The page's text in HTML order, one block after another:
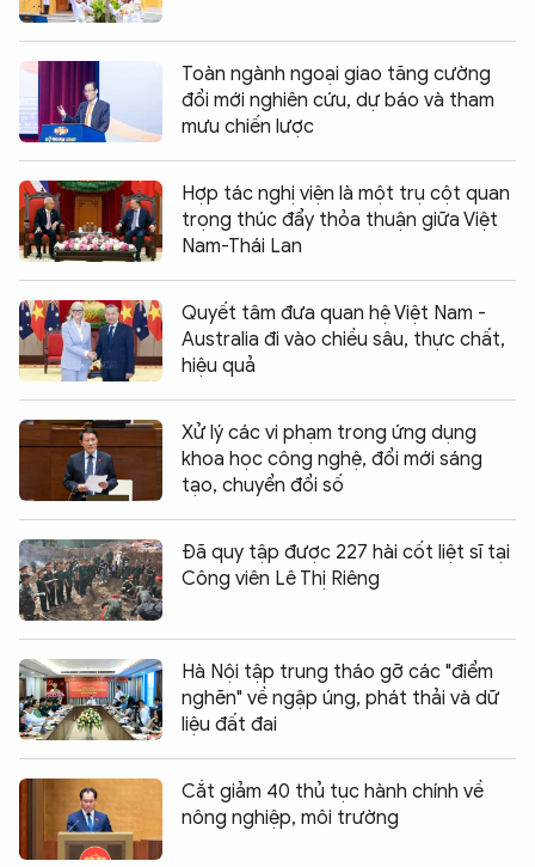
Toàn ngành ngoại giao tăng cường
đổi mới nghiên cứu, dự báo và tham
mưu chiến lược
Hợp tác nghị viện là một trụ cột quan
trọng thúc đẩy thỏa thuận giữa Việt
Nam-Thái Lan
Quyết tâm đưa quan hệ Việt Nam -
Australia đi vào chiều sâu, thực chất,
hiệu quả
Xử lý các vi phạm trong ứng dụng
khoa học công nghệ, đổi mới sáng
tạo, chuyển đổi số
Đã quy tập được 227 hài cốt liệt sĩ tại
Công viên Lê Thị Riêng
Hà Nội tập trung tháo gỡ các "điểm
nghẽn" về ngập úng, phát thải và dữ
liệu đất đai
Cắt giảm 40 thủ tục hành chính về
nông nghiệp, môi trường